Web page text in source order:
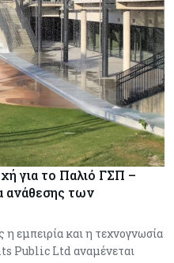
για το Παλιό ΓΣΠ –
ανάθεσης των
εμπειρία και η τεχνογνωσία
Public Ltd αναμένεται